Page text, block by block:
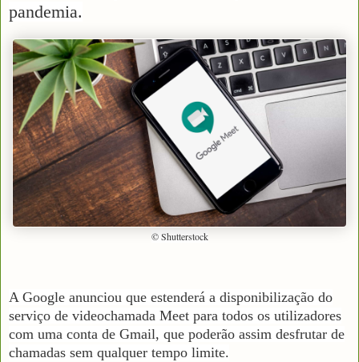
pandemia.
© Shutterstock
A Google anunciou que estenderá a disponibilização do
serviço de videochamada Meet para todos os utilizadores
com uma conta de Gmail, que poderão assim desfrutar de
chamadas sem qualquer tempo limite.